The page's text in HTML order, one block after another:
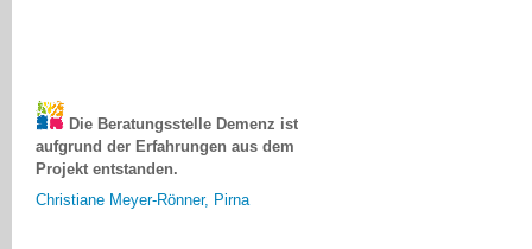
aufgrund der Erfahrungen aus dem
Projekt entstanden.